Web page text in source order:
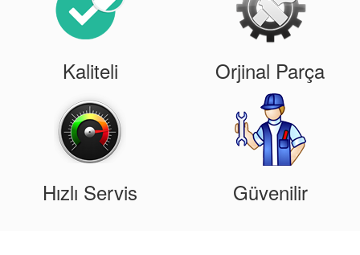
Kaliteli Orjinal Parça
Hızlı Servis Güvenilir